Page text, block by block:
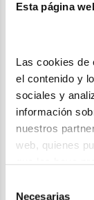
Esta página
Las cookies de
el contenido y
sociales y
información
nuestros
web, quienes
que les haya
la política de
Necesarias